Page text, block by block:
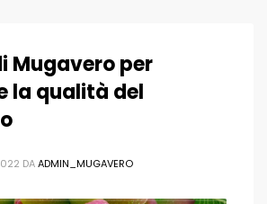
Mugavero per
la qualità del
DAADMIN_MUGAVERO